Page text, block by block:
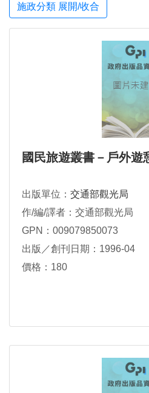
施政分類 展開/收合
國民旅遊叢書－戶外遊
出版單位： 交通部觀光局
作/編/譯者：交通部觀光局
GPN：009079850073
出版／創刊日期：1996-04
價格：180